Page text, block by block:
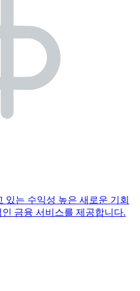
있는 수익성 높은 새로운 기회
금융 서비스를 제공합니다.